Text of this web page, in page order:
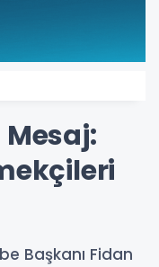
Başkanı Fidan